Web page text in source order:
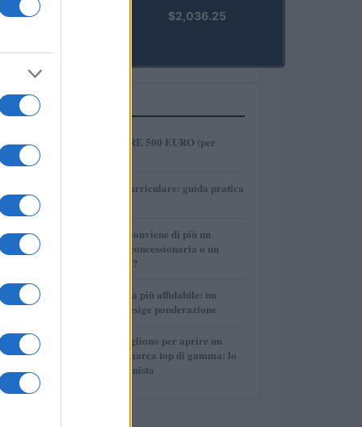
PRIME)
$2,036.25
PIÙ LETTI
1
COME INVESTIRE 500 EURO (per
2
Tirocinio extra-curriculare: guida pratica
3
Per le auto usate conviene di più un
finanziamento in concessionaria o un
prestito personale?
4
La macchina usata più affidabile: un
investimento che esige ponderazione
5
Quanti soldi ci vogliono per aprire un
autosalone multimarca top di gamma: lo
spiega il professionista